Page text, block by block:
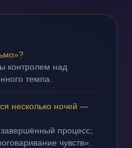
контролем над
темпа.
несколько ночей —
процесс;
чувств».